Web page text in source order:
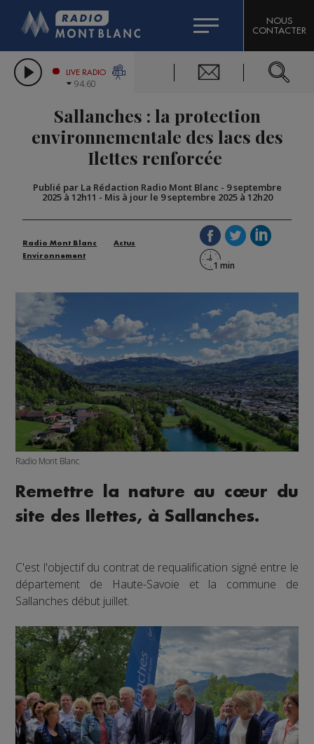
LES CHRONIQUES DE L'EXPERT
CITIZEN MACHINERY
GRAND MASSIF DOMAINES SKIABLES
BIGARD
COMPAGNIE DU MONT-BLANC
NOUS
CONTACTER
LIVE RADIO
94.60
Sallanches : la protection
environnementale des lacs des
Ilettes renforcée
Publié par La Rédaction Radio Mont Blanc - 9 septembre
2025 à 12h11 - Mis à jour le 9 septembre 2025 à 12h20
Radio Mont Blanc
Actus
Environnement
Radio Mont Blanc
Remettre la nature au cœur du
site des Ilettes, à Sallanches.
C'est l'objectif du contrat de requalification signé entre le
département de Haute-Savoie et la commune de
Sallanches début juillet.